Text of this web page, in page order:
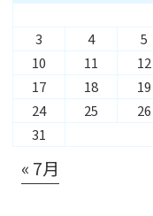
3
4 5
10
11 12
17
18 19
24
25 26
31
« 7月